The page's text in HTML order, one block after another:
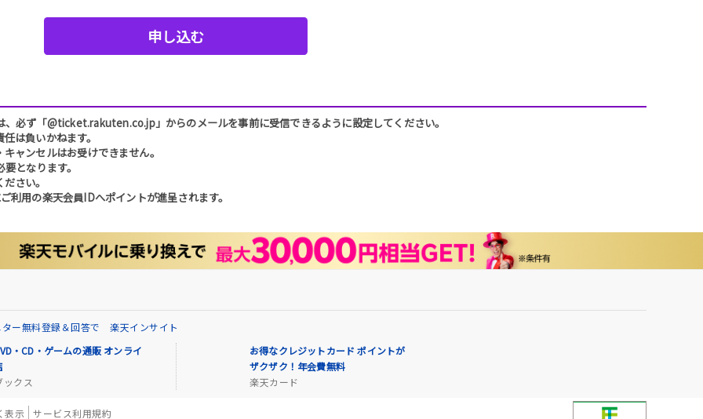
申し込む
必ず「@ticket.rakuten.co.jp」からのメールを事前に受信できるように設定してください。
は負いかねます。
ャンセルはお受けできません。
となります。
さい。
用の楽天会員IDへポイントが進呈されます。
ー無料登録＆回答で 楽天インサイト
・CD・ゲームの通販 オンライ
ックス
お得なクレジットカード ポイントが
ザクザク！年会費無料
楽天カード
表示 サービス利用規約